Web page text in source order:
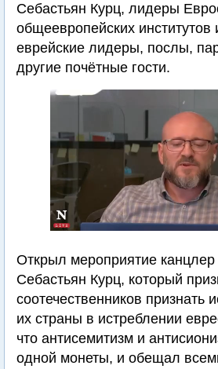
Себастьян Курц, лидеры
общеевропейских институтов
еврейские лидеры, послы,
другие почётные гости.
Открыл мероприятие канцлер
Себастьян Курц, который
соотечественников признать
их страны в истреблении
что антисемитизм и
одной монеты, и обещал